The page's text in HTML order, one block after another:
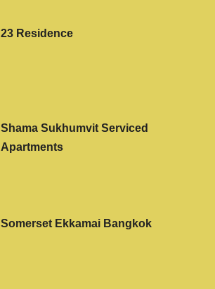
23 Residence
Shama Sukhumvit Serviced
Apartments
Somerset Ekkamai Bangkok